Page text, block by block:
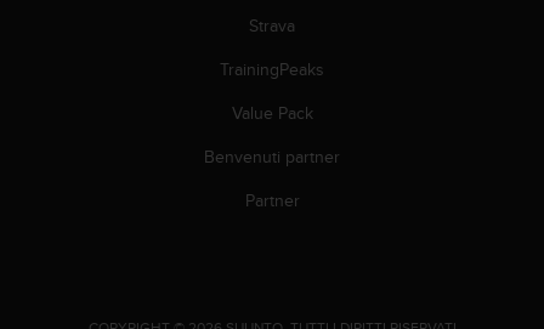
Strava
TrainingPeaks
Value Pack
Benvenuti partner
Partner